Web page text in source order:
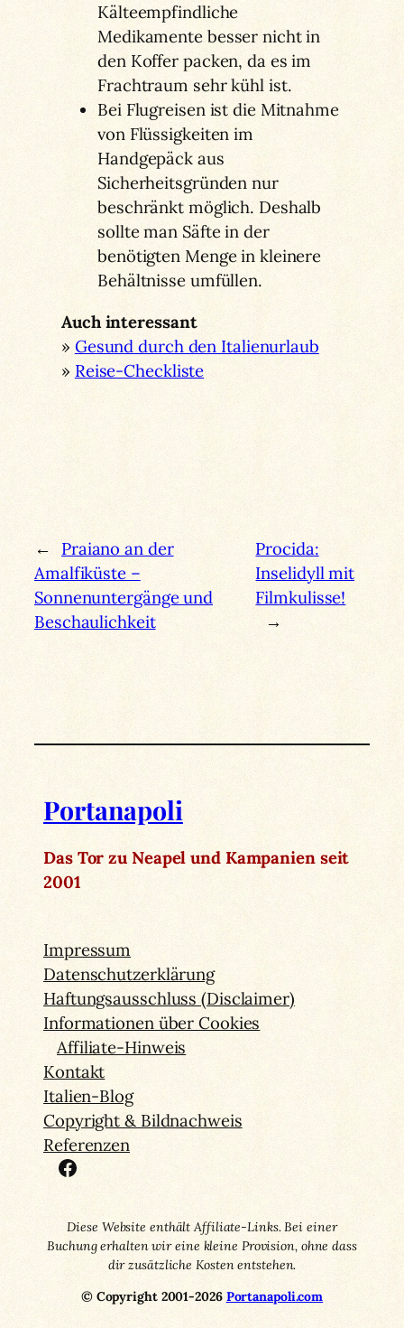
Kälteempfindliche
Medikamente besser nicht in
den Koffer packen, da es im
Frachtraum sehr kühl ist.
Bei Flugreisen ist die Mitnahme
von Flüssigkeiten im
Handgepäck aus
Sicherheitsgründen nur
beschränkt möglich. Deshalb
sollte man Säfte in der
benötigten Menge in kleinere
Behältnisse umfüllen.
Auch interessant
» Gesund durch den Italienurlaub
» Reise-Checkliste
←
Praiano an der
Amalfiküste –
Sonnenuntergänge und
Beschaulichkeit
Procida:
Inselidyll mit
Filmkulisse!
→
Portanapoli
Das Tor zu Neapel und Kampanien seit
2001
Impressum
Datenschutzerklärung
Haftungsausschluss (Disclaimer)
Informationen über Cookies
Affiliate-Hinweis
Kontakt
Italien-Blog
Copyright & Bildnachweis
Referenzen
Facebook
Diese Website enthält Affiliate-Links. Bei einer
Buchung erhalten wir eine kleine Provision, ohne dass
dir zusätzliche Kosten entstehen.
© Copyright 2001-2026 Portanapoli.com